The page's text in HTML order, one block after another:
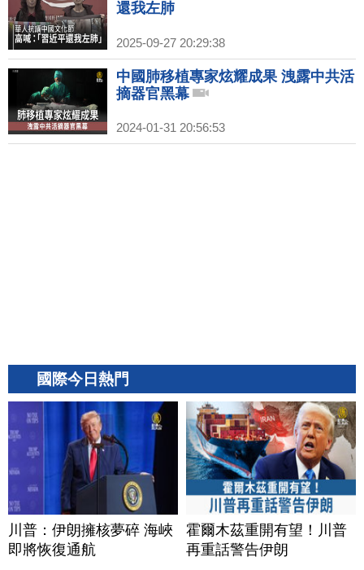
還我左肺
2025-09-27 20:29:38
中國肺移植專家炫耀成果 洩露中共活
摘器官黑幕
2024-01-31 20:56:53
國際今日熱門
川普：伊朗擁核夢碎 海峽
即將恢復通航
霍爾木茲重開有望！川普
再重話警告伊朗